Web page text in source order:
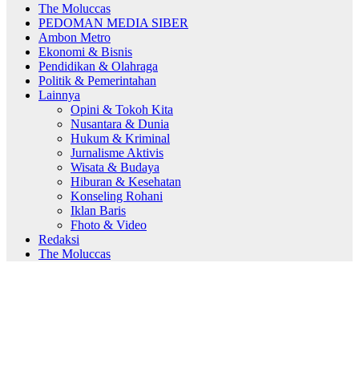
The Moluccas
PEDOMAN MEDIA SIBER
Ambon Metro
Ekonomi & Bisnis
Pendidikan & Olahraga
Politik & Pemerintahan
Lainnya
Opini & Tokoh Kita
Nusantara & Dunia
Hukum & Kriminal
Jurnalisme Aktivis
Wisata & Budaya
Hiburan & Kesehatan
Konseling Rohani
Iklan Baris
Fhoto & Video
Redaksi
The Moluccas